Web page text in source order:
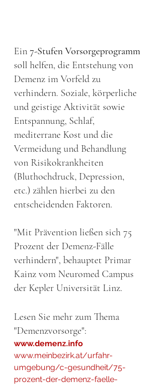
Ein 7-Stufen Vorsorgeprogramm
soll helfen, die Entstehung von
Demenz im Vorfeld zu
verhindern. Soziale, körperliche
und geistige Aktivität sowie
Entspannung, Schlaf,
mediterrane Kost und die
Vermeidung und Behandlung
von Risikokrankheiten
(Bluthochdruck, Depression,
etc.) zählen hierbei zu den
entscheidenden Faktoren.
"Mit Prävention ließen sich 75
Prozent der Demenz-Fälle
verhindern", behauptet Primar
Kainz vom Neuromed Campus
der Kepler Universität Linz.
Lesen Sie mehr zum Thema
"Demenzvorsorge":
www.demenz.info
www.meinbezirk.at/urfahr-
umgebung/c-gesundheit/75-
prozent-der-demenz-faelle-